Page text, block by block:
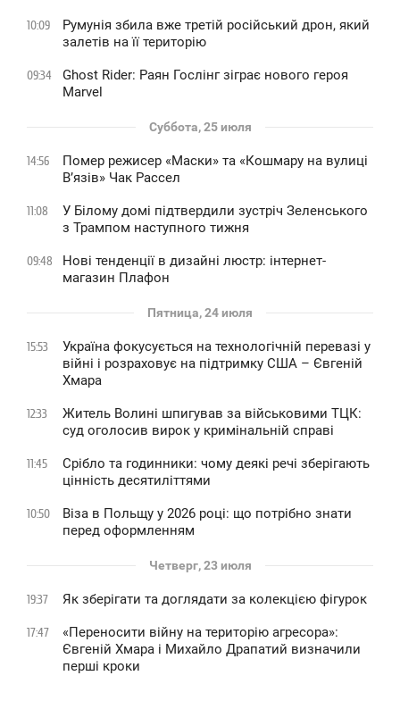
10:09
Румунія збила вже третій російський дрон, який
залетів на її територію
09:34
Ghost Rider: Раян Гослінг зіграє нового героя
Marvel
Суббота, 25 июля
14:56
Помер режисер «Маски» та «Кошмару на вулиці
В’язів» Чак Рассел
11:08
У Білому домі підтвердили зустріч Зеленського
з Трампом наступного тижня
09:48
Нові тенденції в дизайні люстр: інтернет-
магазин Плафон
Пятница, 24 июля
15:53
Україна фокусується на технологічній перевазі у
війні і розраховує на підтримку США – Євгеній
Хмара
12:33
Житель Волині шпигував за військовими ТЦК:
суд оголосив вирок у кримінальній справі
11:45
Срібло та годинники: чому деякі речі зберігають
цінність десятиліттями
10:50
Віза в Польщу у 2026 році: що потрібно знати
перед оформленням
Четверг, 23 июля
19:37 Як зберігати та доглядати за колекцією фігурок
17:47
«Переносити війну на територію агресора»:
Євгеній Хмара і Михайло Драпатий визначили
перші кроки